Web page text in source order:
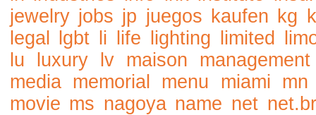
jewelry jobs jp juegos kaufen kg
legal
lgbt li life lighting limited
lu
luxury lv maison
management
media memorial menu miami mn
movie ms nagoya name net net.br